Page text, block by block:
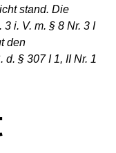
stand. Die
i. V. m. § 8 Nr. 3 I
den
§ 307 I 1, II Nr. 1